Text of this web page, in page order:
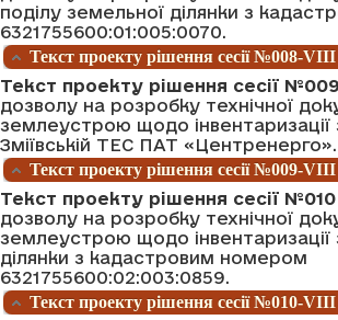
поділу земельної ділянки з
6321755600:01:005:0070.
Текст проекту рішення сесії №008-VIII
Текст проекту рішення сесії №009
дозволу на розробку технічної
землеустрою щодо інвентаризації
Зміївській ТЕС ПАТ «Центренерго».
Текст проекту рішення сесії №009-VIII
Текст проекту рішення сесії №010
дозволу на розробку технічної
землеустрою щодо інвентаризації
ділянки з кадастровим номером
6321755600:02:003:0859.
Текст проекту рішення сесії №010-VIII